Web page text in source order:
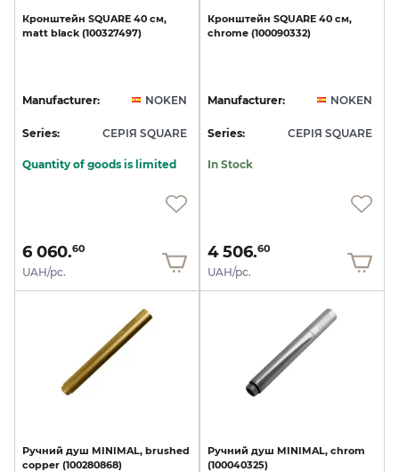
Кронштейн SQUARE 40 см,
matt black (100327497)
Manufacturer: NOKEN
Series: СЕРІЯ SQUARE
Quantity of goods is limited
6 060.60
UAH/pc.
Кронштейн SQUARE 40 см,
chrome (100090332)
Manufacturer: NOKEN
Series: СЕРІЯ SQUARE
In Stock
4 506.60
UAH/pc.
Ручний душ MINIMAL, brushed
copper (100280868)
Ручний душ MINIMAL, chrom
(100040325)